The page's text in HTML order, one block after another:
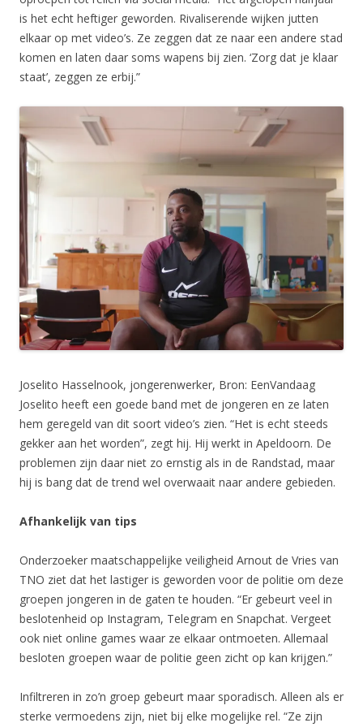
is het echt heftiger geworden. Rivaliserende wijken jutten
elkaar op met video’s. Ze zeggen dat ze naar een andere stad
komen en laten daar soms wapens bij zien. ‘Zorg dat je klaar
staat’, zeggen ze erbij.”
Joselito Hasselnook, jongerenwerker, Bron: EenVandaag
Joselito heeft een goede band met de jongeren en ze laten
hem geregeld van dit soort video’s zien. “Het is echt steeds
gekker aan het worden”, zegt hij. Hij werkt in Apeldoorn. De
problemen zijn daar niet zo ernstig als in de Randstad, maar
hij is bang dat de trend wel overwaait naar andere gebieden.
Afhankelijk van tips
Onderzoeker maatschappelijke veiligheid Arnout de Vries van
TNO ziet dat het lastiger is geworden voor de politie om deze
groepen jongeren in de gaten te houden. “Er gebeurt veel in
beslotenheid op Instagram, Telegram en Snapchat. Vergeet
ook niet online games waar ze elkaar ontmoeten. Allemaal
besloten groepen waar de politie geen zicht op kan krijgen.”
Infiltreren in zo’n groep gebeurt maar sporadisch. Alleen als er
sterke vermoedens zijn, niet bij elke mogelijke rel. “Ze zijn